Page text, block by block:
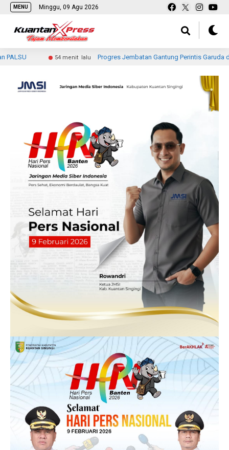
MENU Minggu, 09 Agu 2026
54 menit lalu Progres Jembatan Gantung Perintis Garuda di Lahang